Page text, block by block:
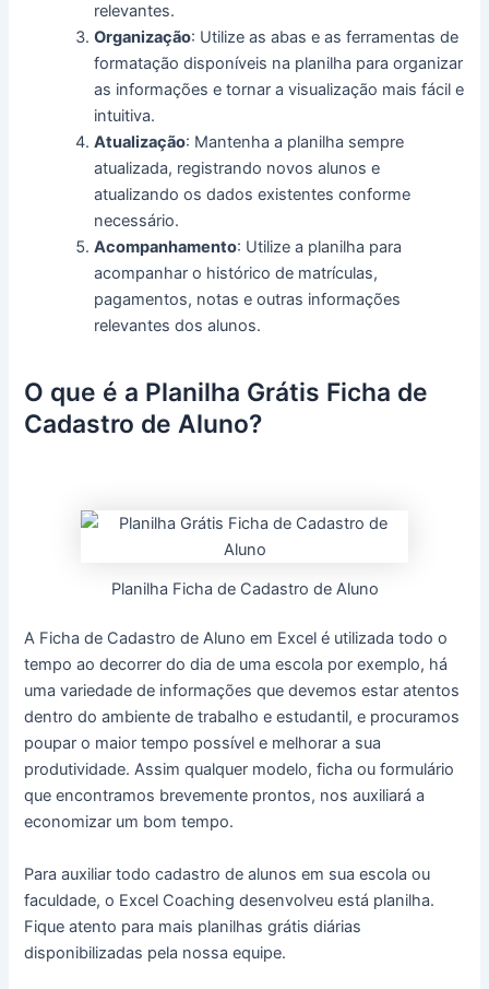
relevantes.
Organização: Utilize as abas e as ferramentas de
formatação disponíveis na planilha para organizar
as informações e tornar a visualização mais fácil e
intuitiva.
Atualização: Mantenha a planilha sempre
atualizada, registrando novos alunos e
atualizando os dados existentes conforme
necessário.
Acompanhamento: Utilize a planilha para
acompanhar o histórico de matrículas,
pagamentos, notas e outras informações
relevantes dos alunos.
O que é a Planilha Grátis Ficha de
Cadastro de Aluno?
Planilha Ficha de Cadastro de Aluno
A Ficha de Cadastro de Aluno em Excel é utilizada todo o
tempo ao decorrer do dia de uma escola por exemplo, há
uma variedade de informações que devemos estar atentos
dentro do ambiente de trabalho e estudantil, e procuramos
poupar o maior tempo possível e melhorar a sua
produtividade. Assim qualquer modelo, ficha ou formulário
que encontramos brevemente prontos, nos auxiliará a
economizar um bom tempo.
Para auxiliar todo cadastro de alunos em sua escola ou
faculdade, o Excel Coaching desenvolveu está planilha.
Fique atento para mais planilhas grátis diárias
disponibilizadas pela nossa equipe.